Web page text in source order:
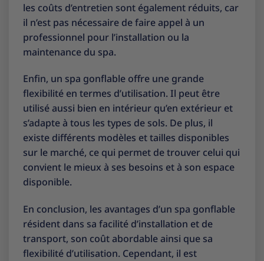
les coûts d’entretien sont également réduits, car
il n’est pas nécessaire de faire appel à un
professionnel pour l’installation ou la
maintenance du spa.
Enfin, un spa gonflable offre une grande
flexibilité en termes d’utilisation. Il peut être
utilisé aussi bien en intérieur qu’en extérieur et
s’adapte à tous les types de sols. De plus, il
existe différents modèles et tailles disponibles
sur le marché, ce qui permet de trouver celui qui
convient le mieux à ses besoins et à son espace
disponible.
En conclusion, les avantages d’un spa gonflable
résident dans sa facilité d’installation et de
transport, son coût abordable ainsi que sa
flexibilité d’utilisation. Cependant, il est